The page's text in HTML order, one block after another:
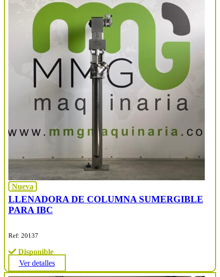
Nueva
LLENADORA DE COLUMNA SUMERGIBLE
PARA IBC
Ref: 20137
Disponible
Ver detalles